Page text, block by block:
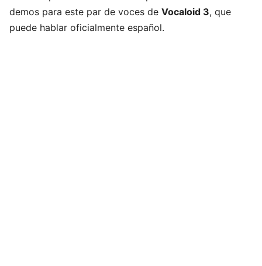
demos para este par de voces de Vocaloid 3, que
puede hablar oficialmente español.